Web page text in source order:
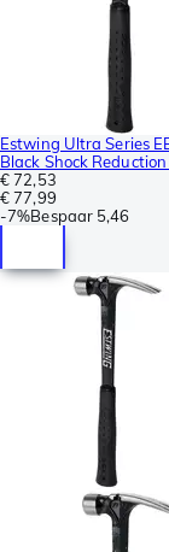
Estwing Ultra Series
Black Shock
€ 72,53
€ 77,99
-7%Bespaar 5,46